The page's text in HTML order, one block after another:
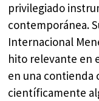
privilegiado
contemporánea.
Internacional
hito relevante en
en una contienda
científicamente